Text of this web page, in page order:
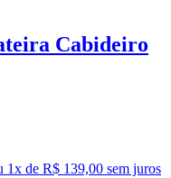
Cabideiro
1x de R$ 139,00 sem juros